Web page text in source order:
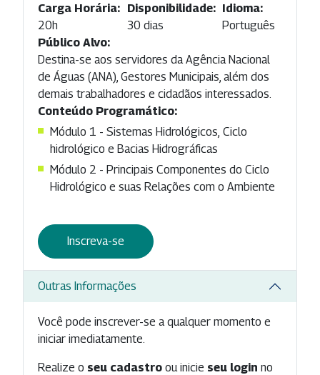
Carga Horária:
20h
Disponibilidade:
30 dias
Idioma:
Português
Público Alvo:
Destina-se aos servidores da Agência Nacional
de Águas (ANA), Gestores Municipais, além dos
demais trabalhadores e cidadãos interessados.
Conteúdo Programático:
Módulo 1 - Sistemas Hidrológicos, Ciclo
hidrológico e Bacias Hidrográficas
Módulo 2 - Principais Componentes do Ciclo
Hidrológico e suas Relações com o Ambiente
Inscreva-se
Outras Informações
Você pode inscrever-se a qualquer momento e
iniciar imediatamente.
Realize o seu cadastro ou inicie seu login no